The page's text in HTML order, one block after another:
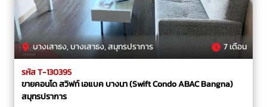
บางเสาธง, บางเสาธง, สมุทรปราการ 7 เดือน
รหัส T-130395
ขายคอนโด สวิฟท์ เอแบค บางนา (Swift Condo ABAC Bangna)
สมุทรปราการ